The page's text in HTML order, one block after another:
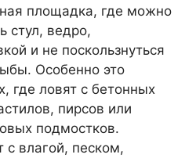
площадка, где можно
стул, ведро,
и не поскользнуться
Особенно это
где ловят с бетонных
пирсов или
подмостков.
с влагой, песком,